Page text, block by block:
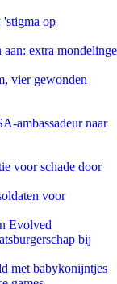
op
extra mondelinge
vier gewonden
ambassadeur naar
voor schade door
voor
Evolved
bij
met babykonijntjes